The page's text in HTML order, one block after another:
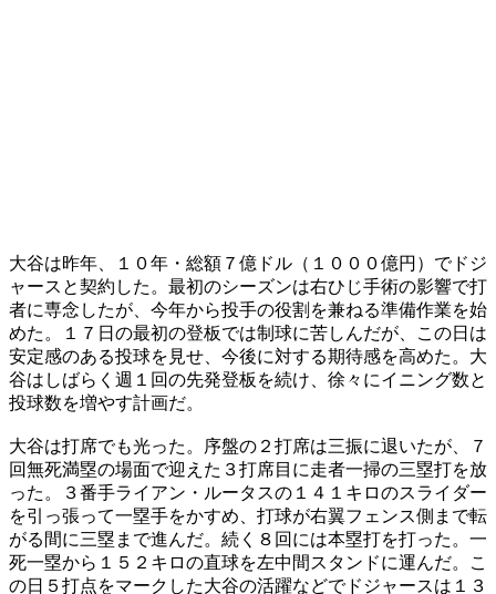
大谷は昨年、１０年・総額７億ドル（１０００億円）でドジ
ャースと契約した。最初のシーズンは右ひじ手術の影響で打
者に専念したが、今年から投手の役割を兼ねる準備作業を始
めた。１７日の最初の登板では制球に苦しんだが、この日は
安定感のある投球を見せ、今後に対する期待感を高めた。大
谷はしばらく週１回の先発登板を続け、徐々にイニング数と
投球数を増やす計画だ。
大谷は打席でも光った。序盤の２打席は三振に退いたが、７
回無死満塁の場面で迎えた３打席目に走者一掃の三塁打を放
った。３番手ライアン・ルータスの１４１キロのスライダー
を引っ張って一塁手をかすめ、打球が右翼フェンス側まで転
がる間に三塁まで進んだ。続く８回には本塁打を打った。一
死一塁から１５２キロの直球を左中間スタンドに運んだ。こ
の日５打点をマークした大谷の活躍などでドジャースは１３